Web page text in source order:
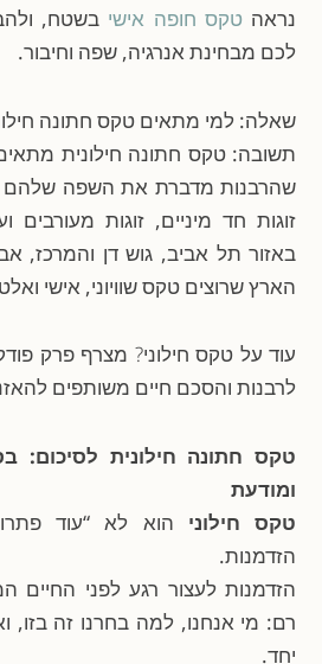
נראה טקס חופה אישיבשטח,
לכם מבחינת אנרגיה, שפה וחיבור.
שאלה: למי מתאים טקס חתונה
תשובה: טקס חתונה חילונית
שהרבנות מדברת את השפה שלהם –
זוגות חד מיניים, זוגות מעורבים
באזור תל אביב, גוש דן והמרכז,
הארץ שרוצים טקס שוויוני, אישי
עוד על טקס חילוני? מצרף פרק
לרבנות והסכם חיים משותפים
טקס חתונה חילונית לסיכום:
ומודעת
טקס חילוניהוא לא “עוד
הזדמנות.
הזדמנות לעצור רגע לפני החיים
רם: מי אנחנו, למה בחרנו זה בזו,
יחד.